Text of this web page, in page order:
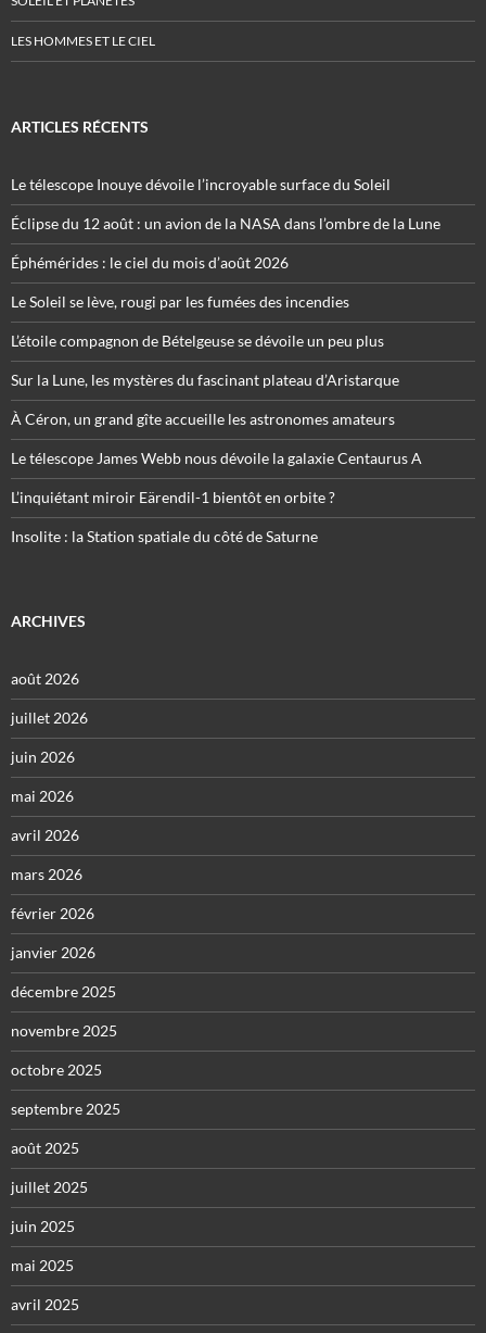
LES HOMMES ET LE CIEL
ARTICLES RÉCENTS
Le télescope Inouye dévoile l’incroyable surface du Soleil
Éclipse du 12 août : un avion de la NASA dans l’ombre de la Lune
Éphémérides : le ciel du mois d’août 2026
Le Soleil se lève, rougi par les fumées des incendies
L’étoile compagnon de Bételgeuse se dévoile un peu plus
Sur la Lune, les mystères du fascinant plateau d’Aristarque
À Céron, un grand gîte accueille les astronomes amateurs
Le télescope James Webb nous dévoile la galaxie Centaurus A
L’inquiétant miroir Eärendil-1 bientôt en orbite ?
Insolite : la Station spatiale du côté de Saturne
ARCHIVES
août 2026
juillet 2026
juin 2026
mai 2026
avril 2026
mars 2026
février 2026
janvier 2026
décembre 2025
novembre 2025
octobre 2025
septembre 2025
août 2025
juillet 2025
juin 2025
mai 2025
avril 2025